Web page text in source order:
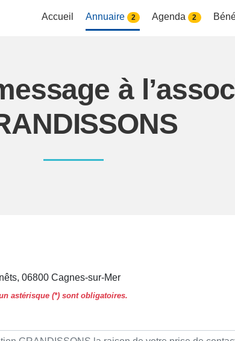
Accueil Annuaire 2 Agenda 2
à
06800 Cagnes-sur-Mer
astérisque (*) sont obligatoires.